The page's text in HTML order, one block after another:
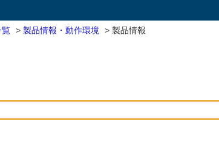
覧 > 製品情報・動作環境 > 製品情報